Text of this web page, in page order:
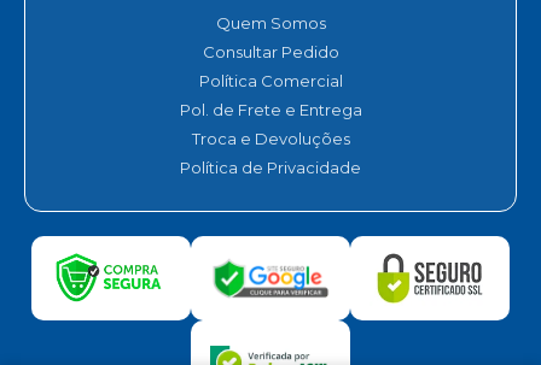
Quem Somos
Consultar Pedido
Política Comercial
Pol. de Frete e Entrega
Troca e Devoluções
Política de Privacidade